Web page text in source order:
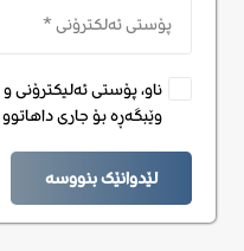
ناو، پۆستی ئەلیکترۆنی
وێبگەڕە بۆ جاری
لێدوانێک بنووسە